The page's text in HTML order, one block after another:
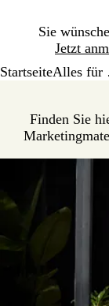
Sie
Jetzt
Galeriebild
1
StartseiteAlles
Finden Sie